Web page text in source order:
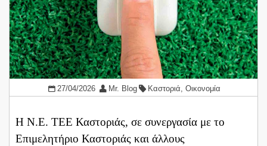
27/04/2026 Mr. Blog Καστοριά, Οικονομία
Η Ν.Ε. ΤΕΕ Καστοριάς, σε συνεργασία με το
Επιμελητήριο Καστοριάς και άλλους